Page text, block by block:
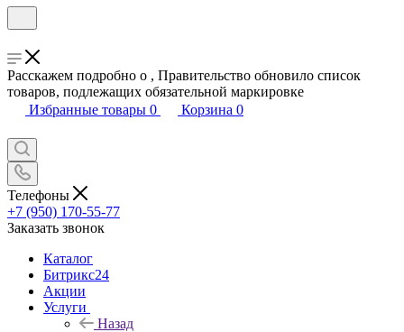
Расскажем подробно о , Правительство обновило список
товаров, подлежащих обязательной маркировке
Избранные товары 0 Корзина 0
Телефоны
+7 (950) 170-55-77
Заказать звонок
Каталог
Битрикс24
Акции
Услуги
Назад